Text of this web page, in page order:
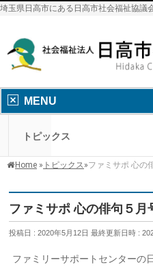
埼玉県日高市にある日高市社会福祉協議
MENU
トピックス
Home » トピックス »ファミサポ 心の
ファミサポ 心の俳句５月
投稿日 : 2020年5月12日 最終更新日時 :
ファミリーサポートセンターの